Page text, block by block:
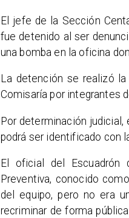
El jefe de la Sección
fue detenido al ser
una bomba en la oficina
​La detención se realizó
Comisaría por integrantes
​Por determinación
podrá ser identificado con
​El oficial del Escuadrón
Preventiva, conocido
del equipo, pero no era
recriminar de forma